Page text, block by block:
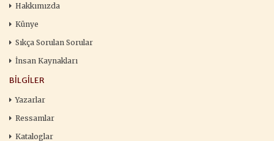
Hakkımızda
Künye
Sıkça Sorulan Sorular
İnsan Kaynakları
BILGILER
Yazarlar
Ressamlar
Kataloglar